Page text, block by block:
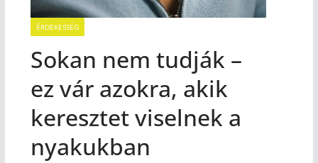
ÉRDEKESSÉG
Sokan nem tudják –
ez vár azokra, akik
keresztet viselnek a
nyakukban